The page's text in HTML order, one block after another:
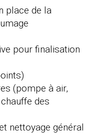
place de la
pour finalisation
(pompe à air,
des
nettoyage général